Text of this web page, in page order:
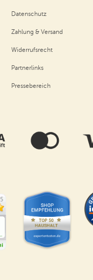
Datenschutz
Zahlung & Versand
Widerrufsrecht
Partnerlinks
Pressebereich